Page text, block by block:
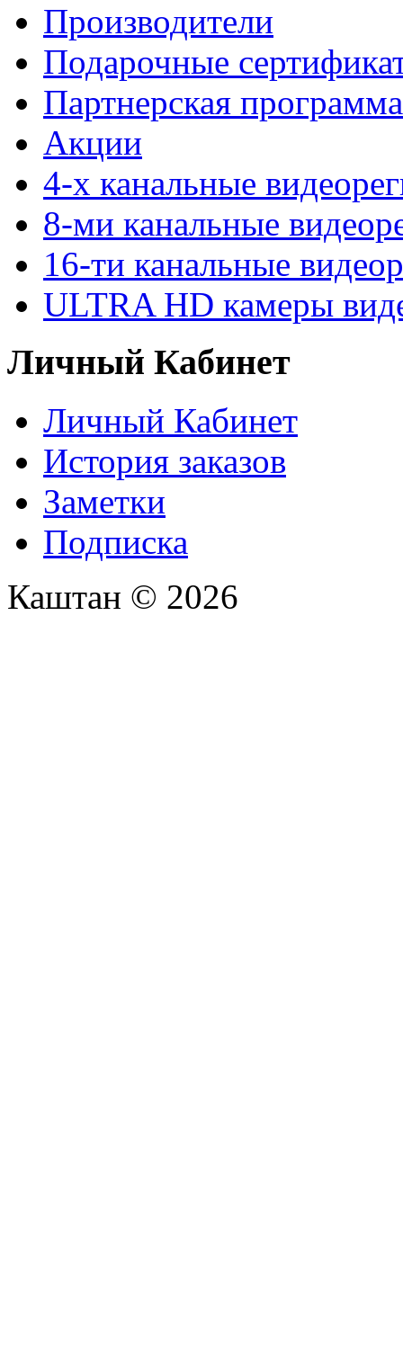
Производители
Подарочные
Партнерская программа
Акции
4-х канальные
8-ми канальные
16-ти канальные
ULTRA HD камеры
Личный Кабинет
Личный Кабинет
История заказов
Заметки
Подписка
Каштан © 2026